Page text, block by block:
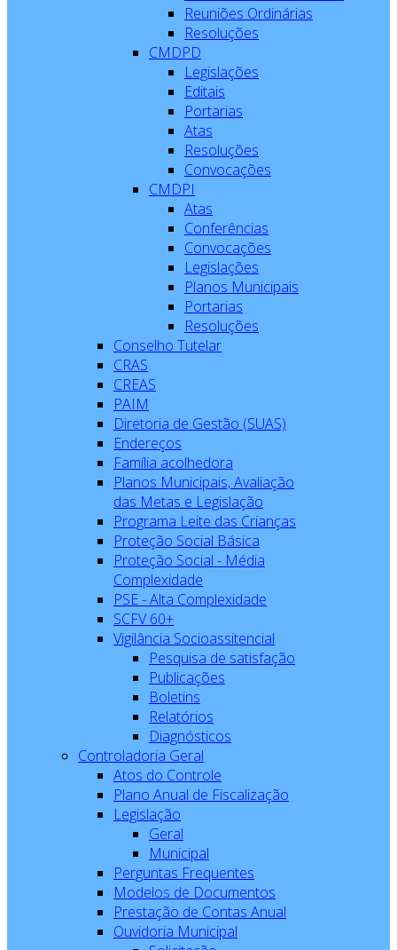
Reuniões Ordinárias
Resoluções
CMDPD
Legislações
Editais
Portarias
Atas
Resoluções
Convocações
CMDPI
Atas
Conferências
Convocações
Legislações
Planos Municipais
Portarias
Resoluções
Conselho Tutelar
CRAS
CREAS
PAIM
Diretoria de Gestão (SUAS)
Endereços
Família acolhedora
Planos Municipais, Avaliação
das Metas e Legislação
Programa Leite das Crianças
Proteção Social Básica
Proteção Social - Média
Complexidade
PSE - Alta Complexidade
SCFV 60+
Vigilância Socioassitencial
Pesquisa de satisfação
Publicações
Boletins
Relatórios
Diagnósticos
Controladoria Geral
Atos do Controle
Plano Anual de Fiscalização
Legislação
Geral
Municipal
Perguntas Frequentes
Modelos de Documentos
Prestação de Contas Anual
Ouvidoria Municipal